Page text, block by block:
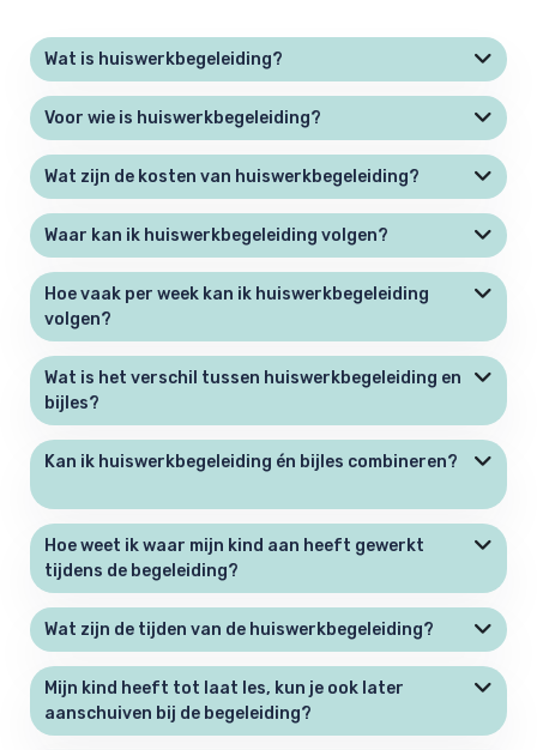
Wat is huiswerkbegeleiding?
Voor wie is huiswerkbegeleiding?
Wat zijn de kosten van huiswerkbegeleiding?
Waar kan ik huiswerkbegeleiding volgen?
Hoe vaak per week kan ik huiswerkbegeleiding
volgen?
Wat is het verschil tussen huiswerkbegeleiding en
bijles?
Kan ik huiswerkbegeleiding én bijles combineren?
Hoe weet ik waar mijn kind aan heeft gewerkt
tijdens de begeleiding?
Wat zijn de tijden van de huiswerkbegeleiding?
Mijn kind heeft tot laat les, kun je ook later
aanschuiven bij de begeleiding?